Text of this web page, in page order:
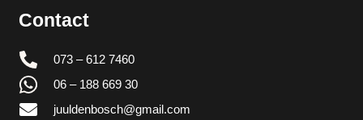
Contact
073 – 612 7460
06 – 188 669 30
juuldenbosch@gmail.com